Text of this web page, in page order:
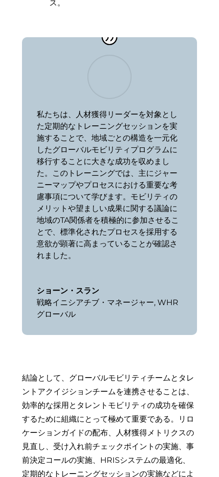
ス。
私たちは、人材獲得リーダーを対象とし
た定期的なトレーニングセッションを実
施することで、地域ごとの構造を一元化
したグローバルモビリティプログラムに
移行することに大きな成功を収めまし
た。このトレーニングでは、主にジャー
ニーマップやプロセスにおける重要な考
慮事項について学びます。モビリティの
メリットや望ましい成果に関する議論に
地域のTA関係者を積極的に参加させるこ
とで、標準化されたプロセスを採用する
意欲が顕著に高まっていることが確認さ
れました。
ショーン・スラン
戦略イニシアチブ・マネージャー, WHR
グローバル
結論として、グローバルモビリティチームとタレ
ントアクイジションチームを連携させることは、
効率的な採用とタレントモビリティの成功を確保
するために組織にとって極めて重要である。リロ
ケーションガイドの配布、人材獲得メトリクスの
見直し、受け入れ前チェックポイントの実施、事
前決定コールの実施、HRISシステムの最適化、
定期的なトレーニングセッションの実施などによ